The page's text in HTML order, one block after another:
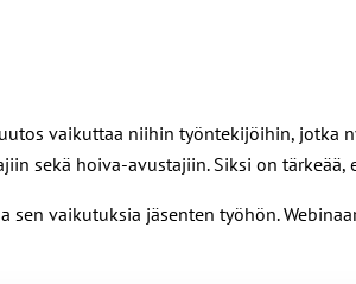
vaikuttaa niihin työntekijöihin, jotka
sekä hoiva-avustajiin. Siksi on
sen vaikutuksia jäsenten työhön.